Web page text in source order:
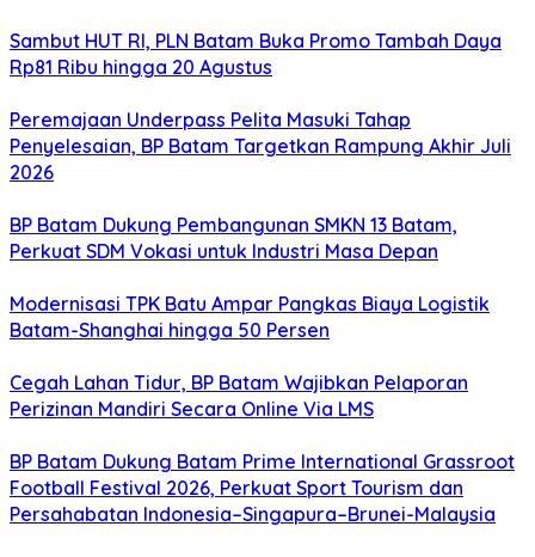
Sambut HUT RI, PLN Batam Buka Promo Tambah Daya
Rp81 Ribu hingga 20 Agustus
Peremajaan Underpass Pelita Masuki Tahap
Penyelesaian, BP Batam Targetkan Rampung Akhir Juli
2026
BP Batam Dukung Pembangunan SMKN 13 Batam,
Perkuat SDM Vokasi untuk Industri Masa Depan
Modernisasi TPK Batu Ampar Pangkas Biaya Logistik
Batam-Shanghai hingga 50 Persen
Cegah Lahan Tidur, BP Batam Wajibkan Pelaporan
Perizinan Mandiri Secara Online Via LMS
BP Batam Dukung Batam Prime International Grassroot
Football Festival 2026, Perkuat Sport Tourism dan
Persahabatan Indonesia–Singapura–Brunei-Malaysia